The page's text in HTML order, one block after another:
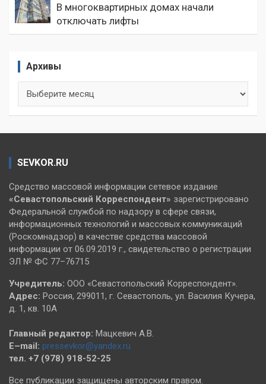
В многоквартирных домах начали
отключать лифты
Архивы
SEVKOR.RU
Средство массовой информации сетевое издание
«Севастопольский Корреспондент» зарегистрировано
Федеральной службой по надзору в сфере связи,
информационных технологий и массовых коммуникаций
(Роскомнадзор) в качестве средства массовой
информации от 06.09.2019 г., свидетельство о регистрации
ЭЛ № ФС 77–76715
Учредитель: ООО «Севастопольский Корреспондент».
Адрес: Россия, 299011, г. Севастополь, ул. Василия Кучера,
д. 1, кв. 10А
Главный редактор: Мацкевич А.В.
E–mail: pressevkor@yandex.ru
тел. +7 (978) 918-52-25
Все публикации защищены авторским правом.